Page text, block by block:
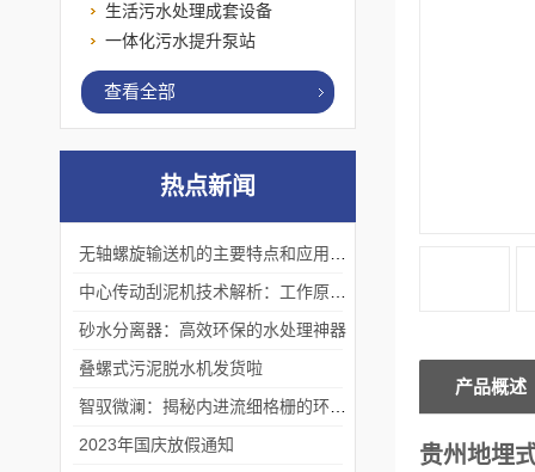
产品概述
贵州地埋
生活污水处理成套设备
一体化污水提升泵站
查看全部
热点新闻
砂水分离器：高效环保的水处理神器
叠螺式污泥脱水机发货啦
2023年国庆放假通知